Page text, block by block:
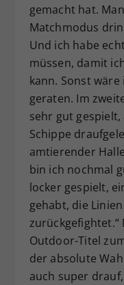
gemacht hat.
Matchmodus
Und ich habe
müssen, damit
kann. Sonst
geraten. Im
sehr gut
Schippe
amtierender
bin ich nochmal
locker gespielt,
gehabt, die
Outdoor-Titel
der absolute
auch super